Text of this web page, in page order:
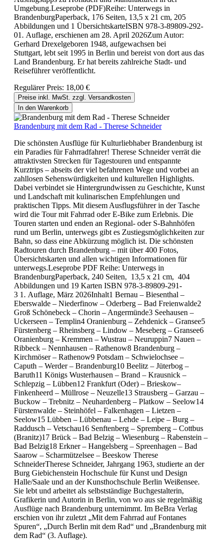
Umgebung.Leseprobe (PDF)Reihe: Unterwegs in
BrandenburgPaperback, 176 Seiten, 13,5 x 21 cm, 205
Abbildungen und 1 ÜbersichtskarteISBN 978-3-89809-292-
01. Auflage, erschienen am 28. April 2026Zum Autor:
Gerhard Drexelgeboren 1948, aufgewachsen bei
Stuttgart, lebt seit 1995 in Berlin und bereist von dort aus das
Land Brandenburg. Er hat bereits zahlreiche Stadt- und
Reiseführer veröffentlicht.
Regulärer Preis: 18,00 €
Preise inkl. MwSt. zzgl. Versandkosten
In den Warenkorb
Brandenburg mit dem Rad - Therese Schneider
Die schönsten Ausflüge für Kulturliebhaber Brandenburg ist
ein Paradies für Fahrradfahrer! Therese Schneider verrät die
attraktivsten Strecken für Tagestouren und entspannte
Kurztrips – abseits der viel befahrenen Wege und vorbei an
zahllosen Sehenswürdigkeiten und kulturellen Highlights.
Dabei verbindet sie Hintergrundwissen zu Geschichte, Kunst
und Landschaft mit kulinarischen Empfehlungen und
praktischen Tipps. Mit diesem Ausflugsführer in der Tasche
wird die Tour mit Fahrrad oder E-Bike zum Erlebnis. Die
Touren starten und enden an Regional- oder S-Bahnhöfen
rund um Berlin, unterwegs gibt es Zustiegsmöglichkeiten zur
Bahn, so dass eine Abkürzung möglich ist. Die schönsten
Radtouren durch Brandenburg – mit über 400 Fotos,
Übersichtskarten und allen wichtigen Informationen für
unterwegs.Leseprobe PDF Reihe: Unterwegs in
BrandenburgPaperback, 240 Seiten, 13,5 x 21 cm, 404
Abbildungen und 19 Karten ISBN 978-3-89809-291-
3 1. Auflage, März 2026Inhalt1 Bernau – Biesenthal –
Eberswalde – Niederfinow – Oderberg – Bad Freienwalde2
Groß Schönebeck – Chorin – Angermünde3 Seehausen –
Uckerseen – Templin4 Oranienburg – Zehdenick – Gransee5
Fürstenberg – Rheinsberg – Lindow – Meseberg – Gransee6
Oranienburg – Kremmen – Wustrau – Neuruppin7 Nauen –
Ribbeck – Nennhausen – Rathenow8 Brandenburg –
Kirchmöser – Rathenow9 Potsdam – Schwielochsee –
Caputh – Werder – Brandenburg10 Beelitz – Jüterbog –
Baruth11 Königs Wusterhausen – Brand – Krausnick –
Schlepzig – Lübben12 Frankfurt (Oder) – Brieskow–
Finkenheerd – Müllrose – Neuzelle13 Strausberg – Garzau –
Buckow – Trebnitz – Neuhardenberg – Platkow – Seelow14
Fürstenwalde – Steinhöfel – Falkenhagen – Lietzen –
Seelow15 Lübben – Lübbenau – Lehde – Leipe – Burg –
Raddusch – Vetschau16 Senftenberg – Spremberg – Cottbus
(Branitz)17 Brück – Bad Belzig – Wiesenburg – Rabenstein –
Bad Belzig18 Erkner – Hangelsberg – Spreenhagen – Bad
Saarow – Scharmützelsee – Beeskow Therese
SchneiderTherese Schneider, Jahrgang 1963, studierte an der
Burg Giebichenstein Hochschule für Kunst und Design
Halle/Saale und an der Kunsthochschule Berlin­ Weißensee.
Sie lebt und arbeitet als selbstständige Buchgestalterin,
Grafikerin und Autorin in Berlin, von wo aus sie regelmäßig
Ausflüge nach Brandenburg unternimmt. Im BeBra Verlag
erschien von ihr zuletzt „Mit dem Fahrrad auf Fontanes
Spuren“, „Durch Berlin mit dem Rad“ und „Brandenburg mit
dem Rad“ (3. Auflage).